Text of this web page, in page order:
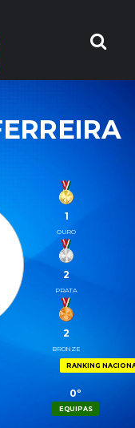
1
OURO
2
PRATA
2
BRONZE
RANKING
0º
EQUIPAS